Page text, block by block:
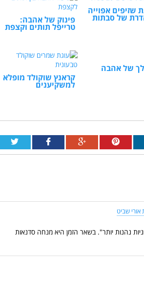
שזיפים אפוייה
של סבתות פינוק של אהבה:
טרייפל תותים וקצפת
של אהבה
קראנץ שוקולד מופלא
למשקיענים
שביט
נהנות יותר". בשאר הזמן היא מנחה סדנאות